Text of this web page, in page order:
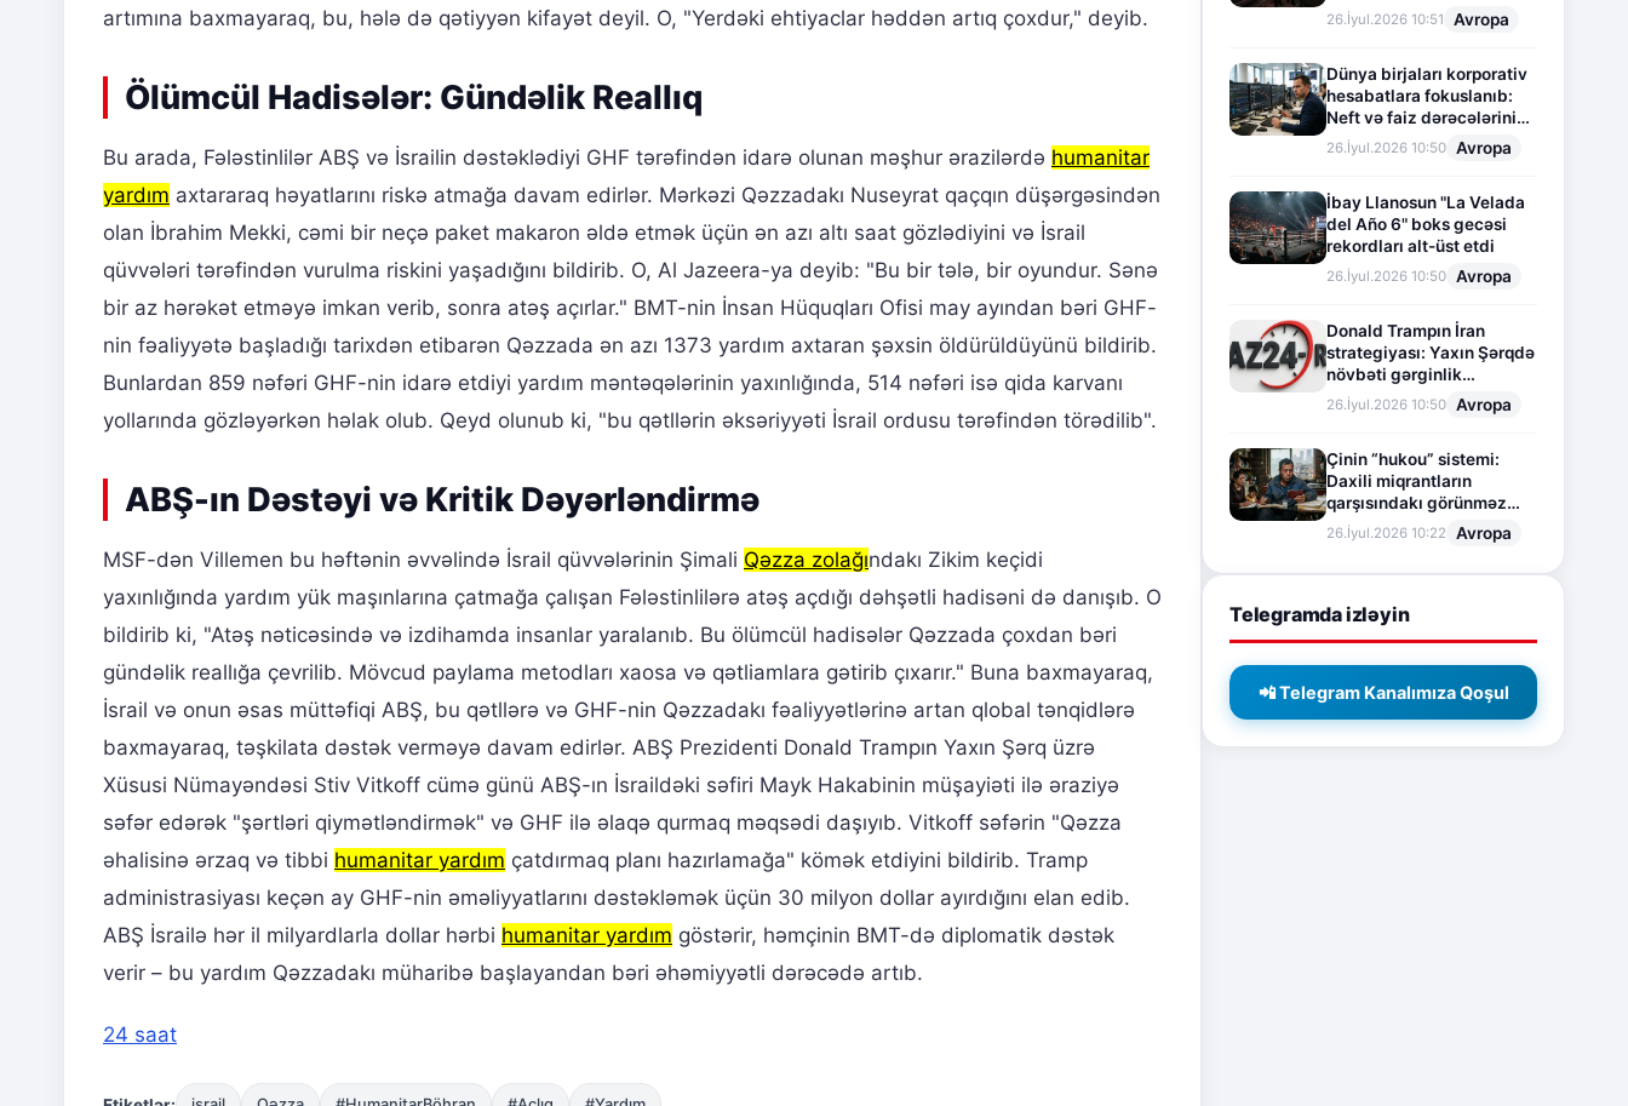
artımına baxmayaraq, bu, hələ də qətiyyən kifayət deyil. O, "Yerdəki ehtiyaclar həddən artıq çoxdur," deyib.
Ölümcül Hadisələr: Gündəlik Reallıq
Bu arada, Fələstinlilər ABŞ və İsrailin dəstəklədiyi GHF tərəfindən idarə olunan məşhur ərazilərdə humanitar
yardım axtararaq həyatlarını riskə atmağa davam edirlər. Mərkəzi Qəzzadakı Nuseyrat qaçqın düşərgəsindən
olan İbrahim Mekki, cəmi bir neçə paket makaron əldə etmək üçün ən azı altı saat gözlədiyini və İsrail
qüvvələri tərəfindən vurulma riskini yaşadığını bildirib. O, Al Jazeera-ya deyib: "Bu bir tələ, bir oyundur. Sənə
bir az hərəkət etməyə imkan verib, sonra atəş açırlar." BMT-nin İnsan Hüquqları Ofisi may ayından bəri GHF-
nin fəaliyyətə başladığı tarixdən etibarən Qəzzada ən azı 1373 yardım axtaran şəxsin öldürüldüyünü bildirib.
Bunlardan 859 nəfəri GHF-nin idarə etdiyi yardım məntəqələrinin yaxınlığında, 514 nəfəri isə qida karvanı
yollarında gözləyərkən həlak olub. Qeyd olunub ki, "bu qətllərin əksəriyyəti İsrail ordusu tərəfindən törədilib".
ABŞ-ın Dəstəyi və Kritik Dəyərləndirmə
MSF-dən Villemen bu həftənin əvvəlində İsrail qüvvələrinin Şimali Qəzza zolağındakı Zikim keçidi
yaxınlığında yardım yük maşınlarına çatmağa çalışan Fələstinlilərə atəş açdığı dəhşətli hadisəni də danışıb. O
bildirib ki, "Atəş nəticəsində və izdihamda insanlar yaralanıb. Bu ölümcül hadisələr Qəzzada çoxdan bəri
gündəlik reallığa çevrilib. Mövcud paylama metodları xaosa və qətliamlara gətirib çıxarır." Buna baxmayaraq,
İsrail və onun əsas müttəfiqi ABŞ, bu qətllərə və GHF-nin Qəzzadakı fəaliyyətlərinə artan qlobal tənqidlərə
baxmayaraq, təşkilata dəstək verməyə davam edirlər. ABŞ Prezidenti Donald Trampın Yaxın Şərq üzrə
Xüsusi Nümayəndəsi Stiv Vitkoff cümə günü ABŞ-ın İsraildəki səfiri Mayk Hakabinin müşayiəti ilə əraziyə
səfər edərək "şərtləri qiymətləndirmək" və GHF ilə əlaqə qurmaq məqsədi daşıyıb. Vitkoff səfərin "Qəzza
əhalisinə ərzaq və tibbi humanitar yardım çatdırmaq planı hazırlamağa" kömək etdiyini bildirib. Tramp
administrasiyası keçən ay GHF-nin əməliyyatlarını dəstəkləmək üçün 30 milyon dollar ayırdığını elan edib.
ABŞ İsrailə hər il milyardlarla dollar hərbi humanitar yardım göstərir, həmçinin BMT-də diplomatik dəstək
verir – bu yardım Qəzzadakı müharibə başlayandan bəri əhəmiyyətli dərəcədə artıb.
24 saat
26.İyul.2026 10:51 Avropa
Dünya birjaları korporativ
hesabatlara fokuslanıb:
Neft və faiz dərəcələrinin
təsiri altında cari vəziyyət
26.İyul.2026 10:50 Avropa
İbay Llanosun "La Velada
del Año 6" boks gecəsi
rekordları alt-üst etdi
26.İyul.2026 10:50 Avropa
Donald Trampın İran
strategiyası: Yaxın Şərqdə
növbəti gərginlik
mərhələsi
26.İyul.2026 10:50 Avropa
Çinin “hukou” sistemi:
Daxili miqrantların
qarşısındakı görünməz
sədd
26.İyul.2026 10:22 Avropa
Telegramda izləyin
📲 Telegram Kanalımıza Qoşul